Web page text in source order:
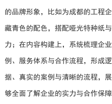
的品牌形象，比如为成都的工程
藏青色的配色，搭配哑光特种纸
力；在内容构建上，系统梳理企
例、服务体系与合作流程，形成
据、真实的案例与清晰的流程，
够全面了解企业的实力与合作保